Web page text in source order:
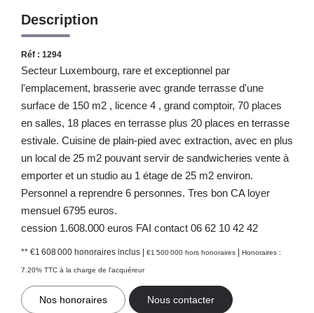
Description
Réf : 1294
Secteur Luxembourg, rare et exceptionnel par
l'emplacement, brasserie avec grande terrasse d'une
surface de 150 m2 , licence 4 , grand comptoir, 70 places
en salles, 18 places en terrasse plus 20 places en terrasse
estivale. Cuisine de plain-pied avec extraction, avec en plus
un local de 25 m2 pouvant servir de sandwicheries vente à
emporter et un studio au 1 étage de 25 m2 environ.
Personnel a reprendre 6 personnes. Tres bon CA loyer
mensuel 6795 euros.
cession 1.608.000 euros FAI contact 06 62 10 42 42
** €1 608 000 honoraires inclus | €1 500 000 hors honoraires | Honoraires :
7.20% TTC à la charge de l'acquéreur
Nos honoraires Nous contacter